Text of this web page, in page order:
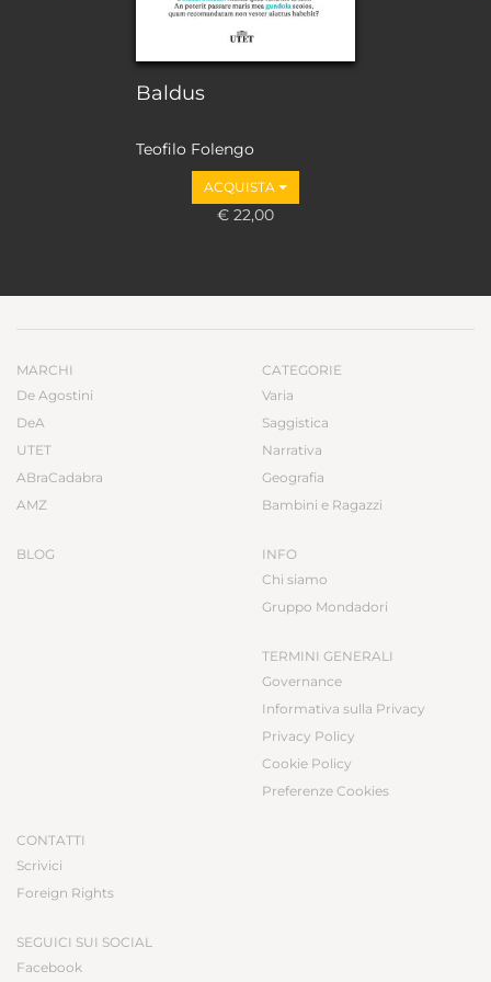
Baldus
Teofilo Folengo
ACQUISTA
€ 22,00
MARCHI
De Agostini
DeA
UTET
ABraCadabra
AMZ
BLOG
CATEGORIE
Varia
Saggistica
Narrativa
Geografia
Bambini e Ragazzi
INFO
Chi siamo
Gruppo Mondadori
TERMINI GENERALI
Governance
Informativa sulla Privacy
Privacy Policy
Cookie Policy
Preferenze Cookies
CONTATTI
Scrivici
Foreign Rights
SEGUICI SUI SOCIAL
Facebook